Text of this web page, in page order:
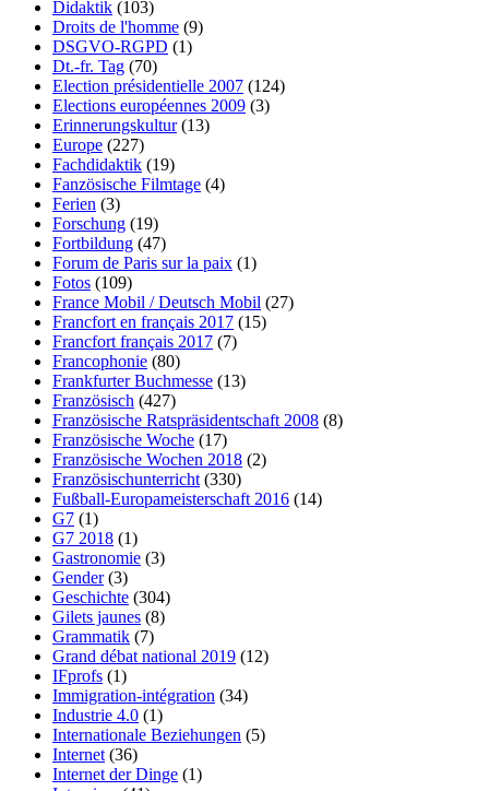
Didaktik (103)
Droits de l'homme (9)
DSGVO-RGPD (1)
Dt.-fr. Tag (70)
Election présidentielle 2007 (124)
Elections européennes 2009 (3)
Erinnerungskultur(13)
Europe (227)
Fachdidaktik (19)
Fanzösische Filmtage (4)
Ferien (3)
Forschung (19)
Fortbildung (47)
Forum de Paris sur la paix (1)
Fotos (109)
France Mobil / Deutsch Mobil (27)
Francfort en français 2017 (15)
Francfort français 2017 (7)
Francophonie (80)
Frankfurter Buchmesse (13)
Französisch (427)
Französische Ratspräsidentschaft 2008 (8)
Französische Woche (17)
Französische Wochen 2018 (2)
Französischunterricht (330)
Fußball-Europameisterschaft 2016 (14)
G7 (1)
G7 2018 (1)
Gastronomie (3)
Gender(3)
Geschichte (304)
Gilets jaunes (8)
Grammatik (7)
Grand débat national 2019 (12)
IFprofs (1)
Immigration-intégration (34)
Industrie 4.0 (1)
Internationale Beziehungen (5)
Internet (36)
Internet der Dinge (1)